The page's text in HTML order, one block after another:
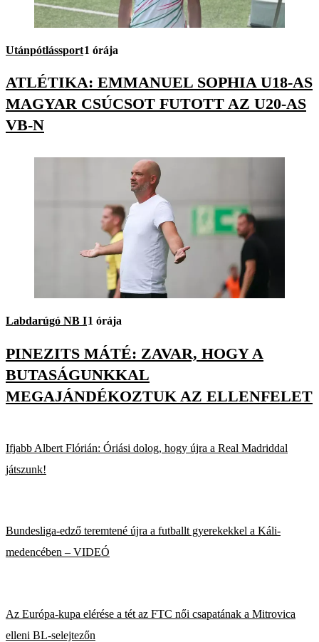
Utánpótlássport1 órája
ATLÉTIKA: EMMANUEL SOPHIA U18-AS
MAGYAR CSÚCSOT FUTOTT AZ U20-AS
VB-N
Labdarúgó NB I1 órája
PINEZITS MÁTÉ: ZAVAR, HOGY A
BUTASÁGUNKKAL
MEGAJÁNDÉKOZTUK AZ ELLENFELET
Ifjabb Albert Flórián: Óriási dolog, hogy újra a Real Madriddal
játszunk!
Bundesliga-edző teremtené újra a futballt gyerekekkel a Káli-
medencében – VIDEÓ
Az Európa-kupa elérése a tét az FTC női csapatának a Mitrovica
elleni BL-selejtezőn